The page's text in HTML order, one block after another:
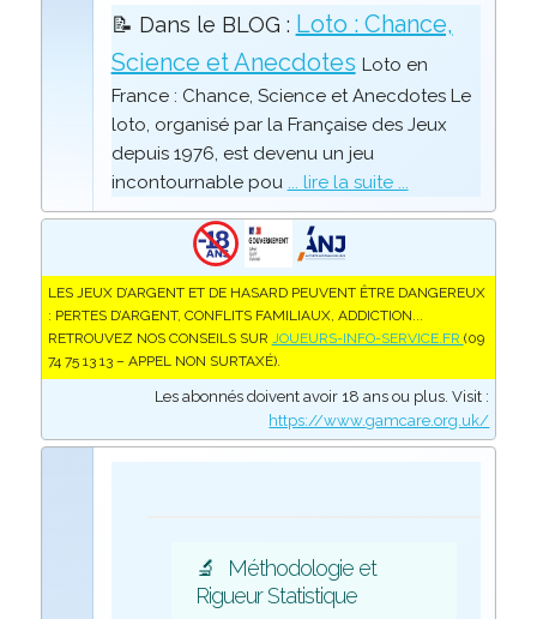
📝 Dans le BLOG : Loto : Chance,
Science et Anecdotes Loto en
France : Chance, Science et Anecdotes Le
loto, organisé par la Française des Jeux
depuis 1976, est devenu un jeu
incontournable pou ... lire la suite ...
LES JEUX D’ARGENT ET DE HASARD PEUVENT ÊTRE DANGEREUX
: PERTES D’ARGENT, CONFLITS FAMILIAUX, ADDICTION...
RETROUVEZ NOS CONSEILS SUR JOUEURS-INFO-SERVICE.FR (09
74 75 13 13 – APPEL NON SURTAXÉ).
Les abonnés doivent avoir 18 ans ou plus. Visit :
https://www.gamcare.org.uk/
🔬
Méthodologie et
Rigueur Statistique